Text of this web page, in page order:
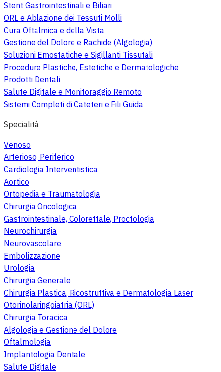
Stent Gastrointestinali e Biliari
ORL e Ablazione dei Tessuti Molli
Cura Oftalmica e della Vista
Gestione del Dolore e Rachide (Algologia)
Soluzioni Emostatiche e Sigillanti Tissutali
Procedure Plastiche, Estetiche e Dermatologiche
Prodotti Dentali
Salute Digitale e Monitoraggio Remoto
Sistemi Completi di Cateteri e Fili Guida
Specialità
Venoso
Arterioso, Periferico
Cardiologia Interventistica
Aortico
Ortopedia e Traumatologia
Chirurgia Oncologica
Gastrointestinale, Colorettale, Proctologia
Neurochirurgia
Neurovascolare
Embolizzazione
Urologia
Chirurgia Generale
Chirurgia Plastica, Ricostruttiva e Dermatologia Laser
Otorinolaringoiatria (ORL)
Chirurgia Toracica
Algologia e Gestione del Dolore
Oftalmologia
Implantologia Dentale
Salute Digitale